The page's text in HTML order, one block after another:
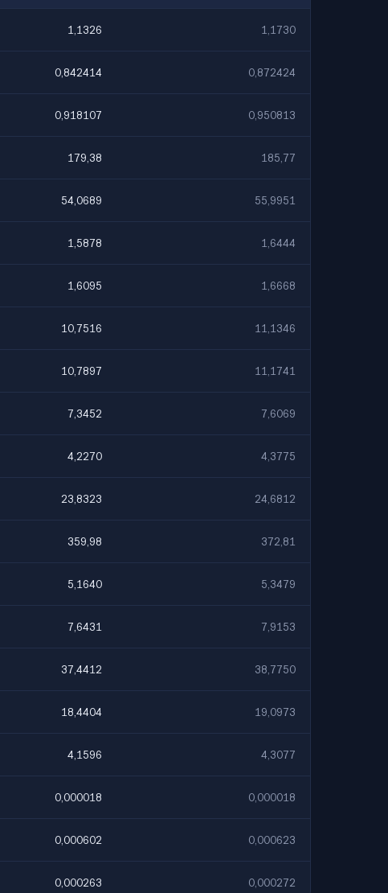
1,1326 1,1730
0,842414 0,872424
0,918107 0,950813
179,38 185,77
54,0689 55,9951
1,5878 1,6444
1,6095 1,6668
10,7516 11,1346
10,7897 11,1741
7,3452 7,6069
4,2270 4,3775
23,8323 24,6812
359,98 372,81
5,1640 5,3479
7,6431 7,9153
37,4412 38,7750
18,4404 19,0973
4,1596 4,3077
0,000018 0,000018
0,000602 0,000623
0,000263 0,000272